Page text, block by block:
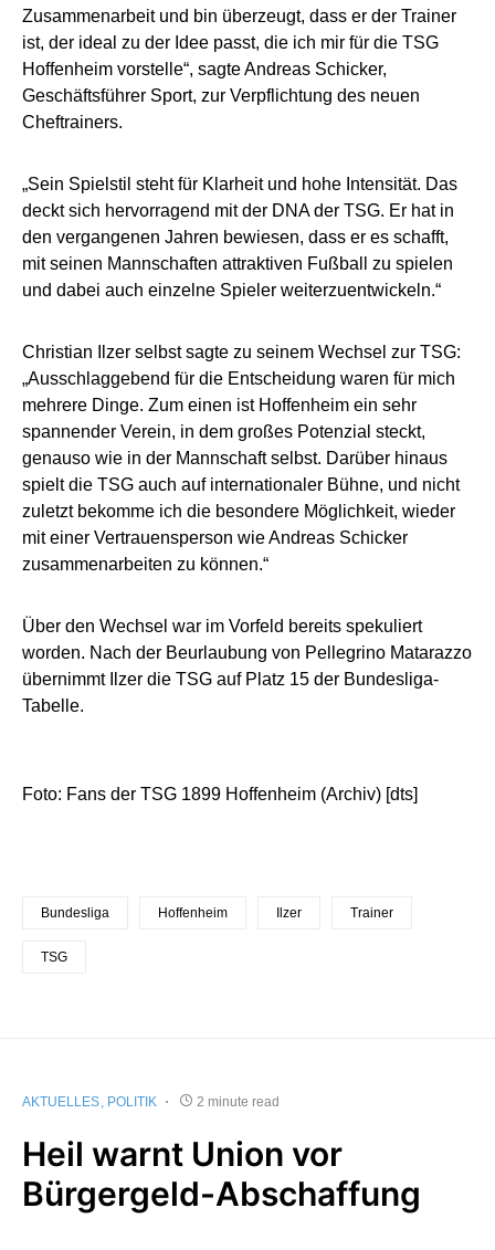
Zusammenarbeit und bin überzeugt, dass er der Trainer
ist, der ideal zu der Idee passt, die ich mir für die TSG
Hoffenheim vorstelle“, sagte Andreas Schicker,
Geschäftsführer Sport, zur Verpflichtung des neuen
Cheftrainers.
„Sein Spielstil steht für Klarheit und hohe Intensität. Das
deckt sich hervorragend mit der DNA der TSG. Er hat in
den vergangenen Jahren bewiesen, dass er es schafft,
mit seinen Mannschaften attraktiven Fußball zu spielen
und dabei auch einzelne Spieler weiterzuentwickeln.“
Christian Ilzer selbst sagte zu seinem Wechsel zur TSG:
„Ausschlaggebend für die Entscheidung waren für mich
mehrere Dinge. Zum einen ist Hoffenheim ein sehr
spannender Verein, in dem großes Potenzial steckt,
genauso wie in der Mannschaft selbst. Darüber hinaus
spielt die TSG auch auf internationaler Bühne, und nicht
zuletzt bekomme ich die besondere Möglichkeit, wieder
mit einer Vertrauensperson wie Andreas Schicker
zusammenarbeiten zu können.“
Über den Wechsel war im Vorfeld bereits spekuliert
worden. Nach der Beurlaubung von Pellegrino Matarazzo
übernimmt Ilzer die TSG auf Platz 15 der Bundesliga-
Tabelle.
Foto: Fans der TSG 1899 Hoffenheim (Archiv) [dts]
Bundesliga Hoffenheim Ilzer Trainer
TSG
AKTUELLES POLITIK 2 minute read
Heil warnt Union vor
Bürgergeld-Abschaffung